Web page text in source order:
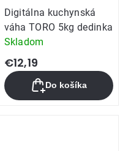
Digitálna kuchynská
váha TORO 5kg dedinka
Skladom
€12,19
Do košíka